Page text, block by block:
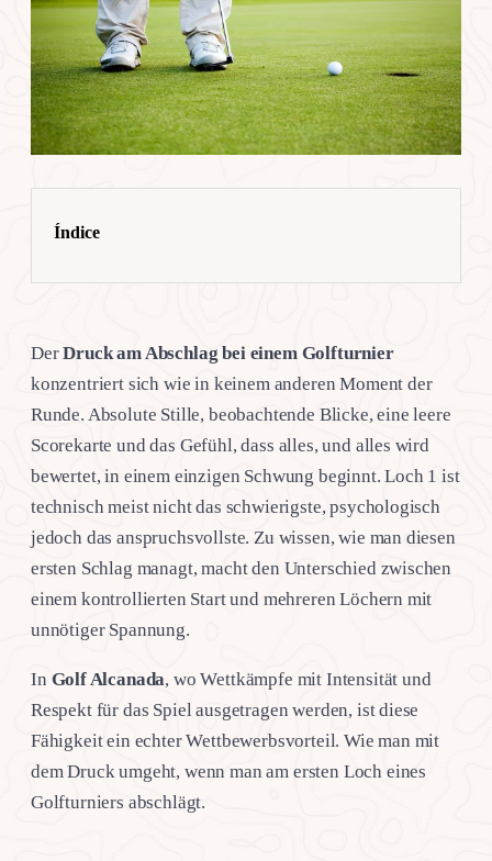
Índice
DerDruck am Abschlag bei einem Golfturnier
konzentriert sich wie in keinem anderen Moment der
Runde. Absolute Stille, beobachtende Blicke, eine leere
Scorekarte und das Gefühl, dass alles, und alles wird
bewertet, in einem einzigen Schwung beginnt. Loch 1 ist
technisch meist nicht das schwierigste, psychologisch
jedoch das anspruchsvollste. Zu wissen, wie man diesen
ersten Schlag managt, macht den Unterschied zwischen
einem kontrollierten Start und mehreren Löchern mit
unnötiger Spannung.
In Golf Alcanada, wo Wettkämpfe mit Intensität und
Respekt für das Spiel ausgetragen werden, ist diese
Fähigkeit ein echter Wettbewerbsvorteil. Wie man mit
dem Druck umgeht, wenn man am ersten Loch eines
Golfturniers abschlägt.